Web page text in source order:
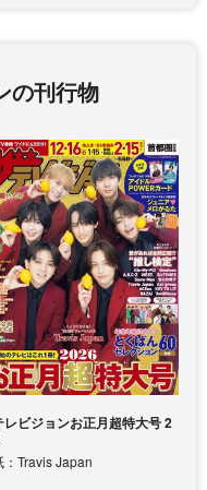
の刊行物
レビジョンお正月超特大号 2
：Travis Japan